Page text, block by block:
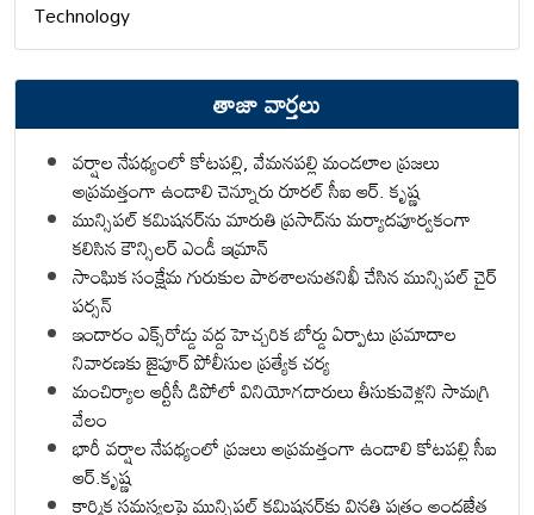
Technology
తాజా వార్తలు
వర్షాల నేపథ్యంలో కోటపల్లి, వేమనపల్లి మండలాల ప్రజలు
అప్రమత్తంగా ఉండాలి చెన్నూరు రూరల్ సీఐ ఆర్. కృష్ణ
మున్సిపల్ కమిషనర్‌ను మారుతి ప్రసాద్‌ను మర్యాదపూర్వకంగా
కలిసిన కౌన్సిలర్ ఎండీ ఇమ్రాన్ ​
సాంఘిక సంక్షేమ గురుకుల పాఠశాలనుతనిఖీ చేసిన మున్సిపల్ చైర్
పర్సన్
ఇందారం ఎక్స్‌రోడ్డు వద్ద హెచ్చరిక బోర్డు ఏర్పాటు ప్రమాదాల
నివారణకు జైపూర్ పోలీసుల ప్రత్యేక చర్య
మంచిర్యాల ఆర్టీసీ డిపోలో వినియోగదారులు తీసుకువెళ్లని సామగ్రి
వేలం
భారీ వర్షాల నేపథ్యంలో ప్రజలు అప్రమత్తంగా ఉండాలి కోటపల్లి సీఐ
ఆర్.కృష్ణ
కార్మిక సమస్యలపై మున్సిపల్ కమిషనర్‌కు వినతి పత్రం అందజేత